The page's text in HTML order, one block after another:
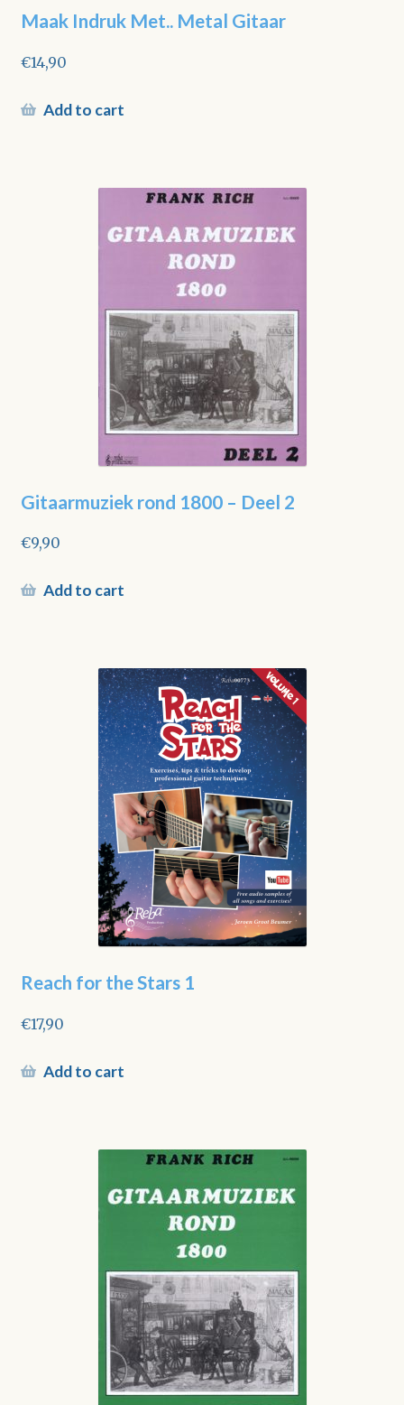
Maak Indruk Met.. Metal Gitaar
€14,90
Add to cart
Gitaarmuziek rond 1800 – Deel 2
€9,90
Add to cart
Reach for the Stars 1
€17,90
Add to cart